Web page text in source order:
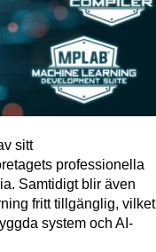
sitt
professionella
Samtidigt blir även
fritt tillgänglig, vilket
system och AI-